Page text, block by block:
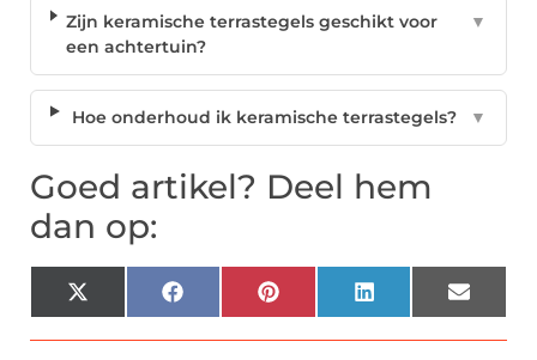
Zijn keramische terrastegels geschikt voor
een achtertuin?
▼
Hoe onderhoud ik keramische terrastegels? ▼
Goed artikel? Deel hem
dan op:
X
(Twitter)
Facebook Pinterest LinkedIn Email